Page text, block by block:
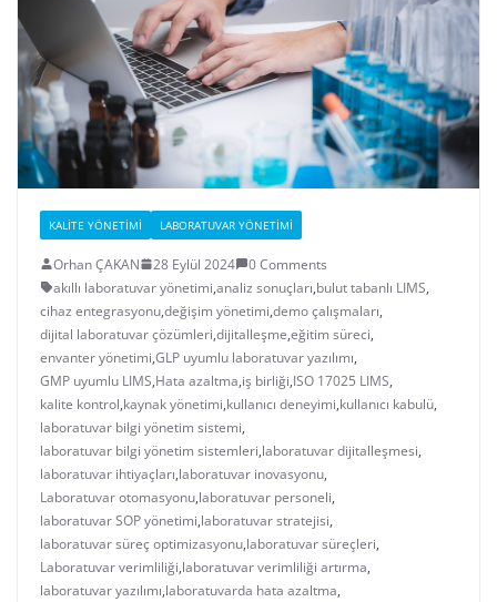
KALITE YÖNETIMI LABORATUVAR YÖNETIMI
Orhan ÇAKAN 28 Eylül 2024
0 Comments
akıllı laboratuvar yönetimi,analiz sonuçları,bulut tabanlı LIMS,
cihaz entegrasyonu,değişim yönetimi,demo çalışmaları,
dijital laboratuvar çözümleri,dijitalleşme,eğitim süreci,
envanter yönetimi,GLP uyumlu laboratuvar yazılımı,
GMP uyumlu LIMS,Hata azaltma,iş birliği,ISO 17025 LIMS,
kalite kontrol,kaynak yönetimi,kullanıcı deneyimi,kullanıcı kabulü,
laboratuvar bilgi yönetim sistemi,
laboratuvar bilgi yönetim sistemleri,laboratuvar dijitalleşmesi,
laboratuvar ihtiyaçları,laboratuvar inovasyonu,
Laboratuvar otomasyonu,laboratuvar personeli,
laboratuvar SOP yönetimi,laboratuvar stratejisi,
laboratuvar süreç optimizasyonu,laboratuvar süreçleri,
Laboratuvar verimliliği,laboratuvar verimliliği artırma,
laboratuvar yazılımı,laboratuvarda hata azaltma,